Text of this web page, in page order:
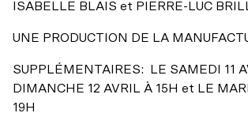
ISABELLE BLAIS et PIERRE-LUC
UNE PRODUCTION DE LA
SUPPLÉMENTAIRES: LE SAMEDI 11
DIMANCHE 12 AVRIL À 15H et LE
19H